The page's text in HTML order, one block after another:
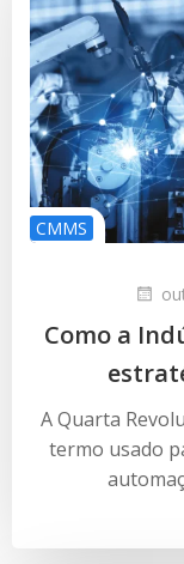
CMMS
Como a
A Quarta
termo usado